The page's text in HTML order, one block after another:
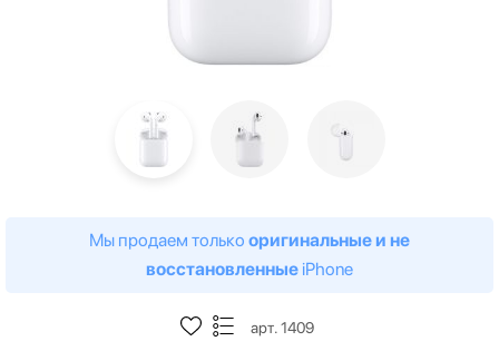
Мы продаем только оригинальные и не
восстановленные iPhone
арт. 1409